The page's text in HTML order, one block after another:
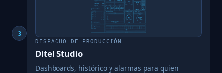
3
DESPACHO DE PRODUCCIÓN
Ditel Studio
Dashboards, histórico y alarmas para quien